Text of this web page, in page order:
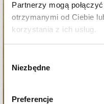
Partnerzy mogą
otrzymanymi od Ciebie
korzystania z ich usług.
zgody
Niezbędne
Preferencje